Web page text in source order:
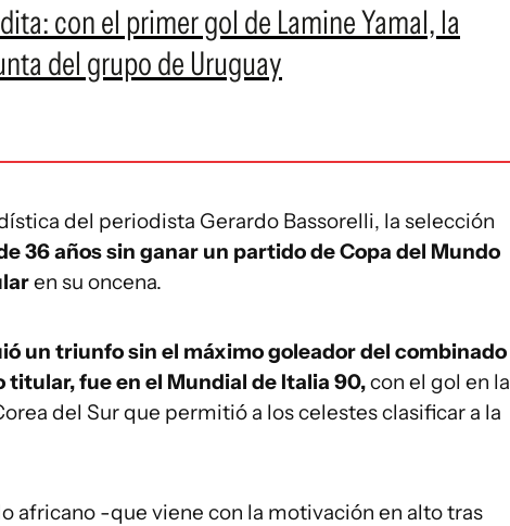
con el primer gol de Lamine Yamal, la
del grupo de Uruguay
del periodista Gerardo Bassorelli, la selección
36 años sin ganar un partido de Copa del Mundo
en su oncena.
un triunfo sin el máximo goleador del combinado
fue en el Mundial de Italia 90,con el gol en la
del Sur que permitió a los celestes clasificar a la
africano -que viene con la motivación en alto tras